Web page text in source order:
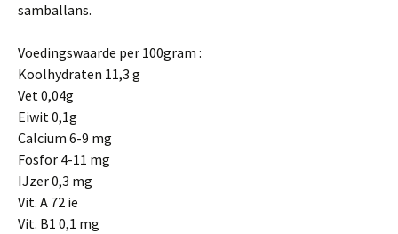
samballans.
Voedingswaarde per 100gram :
Koolhydraten 11,3 g
Vet 0,04g
Eiwit 0,1g
Calcium 6-9 mg
Fosfor 4-11 mg
IJzer 0,3 mg
Vit. A 72 ie
Vit. B1 0,1 mg